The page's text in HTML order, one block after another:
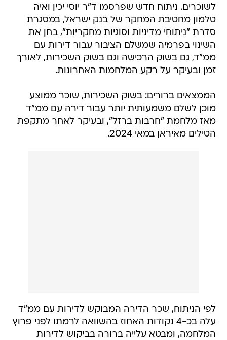
לשוכרים. ניתוח חדש שפרסמו ד"ר יוסי יכין ואיה
טלמון מחטיבת המחקר של בנק ישראל, במסגרת
סדרת "ניתוחי מדיניות וסוגיות מחקריות", בחן את
השינוי בפרמיה שמשלם הציבור עבור דירות עם
ממ"ד, גם בשוק הרכישה וגם בשוק השכירות, לאורך
זמן ובעיקר על רקע המלחמות האחרונות.
הממצאים ברורים: בשוק השכירות, שוכר ממוצע
מוכן לשלם משמעותית יותר עבור דירה עם ממ"ד
מאז מלחמת "חרבות ברזל", ובעיקר לאחר מתקפת
הטילים מאיראן במאי 2024.
לפי הניתוח, שכר הדירה המבוקש לדירות עם ממ"ד
עלה בכ-4 נקודות האחוז בהשוואה לרמתו לפני פרוץ
המלחמה, ומבטא עלייה ברורה בביקוש לדירות